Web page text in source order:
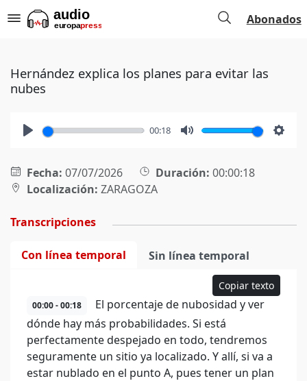
Abonados
Hernández explica los planes para evitar las
nubes
00:18
Fecha: 07/07/2026 Duración: 00:00:18
Localización: ZARAGOZA
Transcripciones
Con línea temporal Sin línea temporal
Copiar texto
00:00 - 00:18
El porcentaje de nubosidad y ver
dónde hay más probabilidades. Si está
perfectamente despejado en todo, tendremos
seguramente un sitio ya localizado. Y allí, si va a
estar nublado en el punto A, pues tener un plan